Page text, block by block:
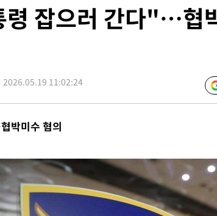
검 추가 압수수색…내란 중요임무종사 혐의
회복…0.26% 오른 801.67 마감
포인트(4.58%) 내린 6296.38 마감
리, 스페이스X 로켓 달 충돌 흔적 포착
실패…LAFC는 승부차기 끝 과달라하라 격파
'…기상청 "태풍 지나며 폭염 잠시 꺾인다"
"…트럼프, '이란 호르무즈 통제권' 수용할까
부, 원전 반대 안해…안정 전력 위해 불가피"
임 논란' 대한축구협회·축구회관 등 압수수색
체는 단거리탄도미사일…감시·경계태세 강
잡으러 간다"…협
2026.05.19 11:02:24
박미수 혐의